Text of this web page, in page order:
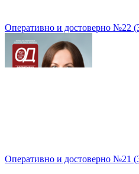
Оперативно и достоверно №22
Оперативно и достоверно №21